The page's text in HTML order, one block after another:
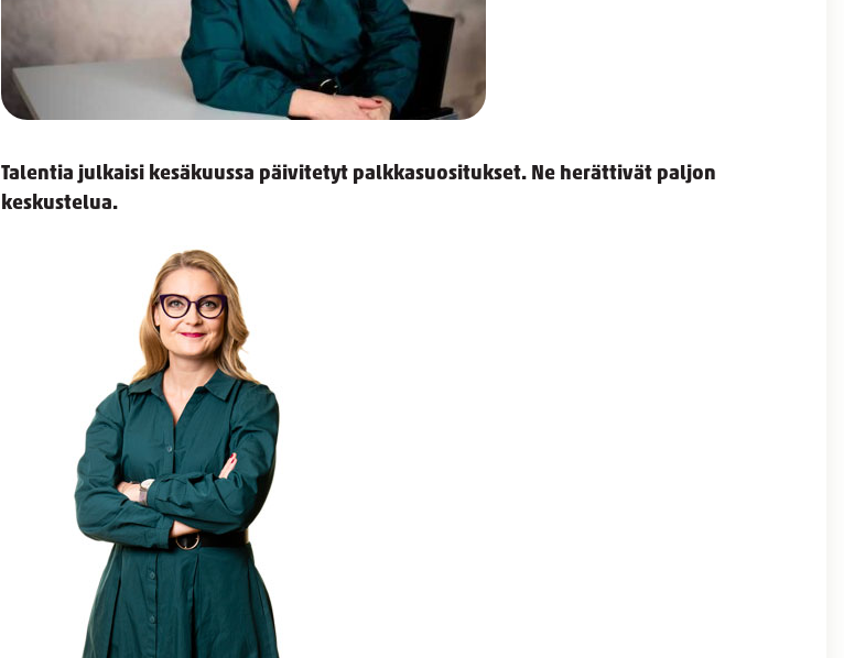
Talentia julkaisi kesäkuussa päivitetyt palkkasuositukset. Ne herättivät paljon
keskustelua.